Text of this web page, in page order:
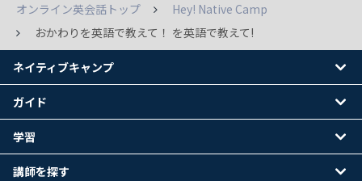
オンライン英会話トップ
Hey! Native Camp
おかわりを英語で教えて！ を英語で教えて!
ネイティブキャンプ
ガイド
学習
講師を探す